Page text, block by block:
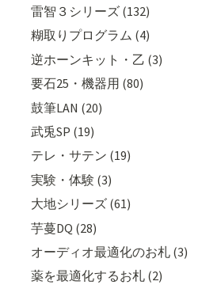
雷智３シリーズ (132)
糊取りプログラム (4)
逆ホーンキット・乙 (3)
要石25・機器用 (80)
鼓筆LAN (20)
武兎SP (19)
テレ・サテン (19)
実験・体験 (3)
大地シリーズ (61)
芋蔓DQ (28)
オーディオ最適化のお札 (3)
薬を最適化するお札 (2)